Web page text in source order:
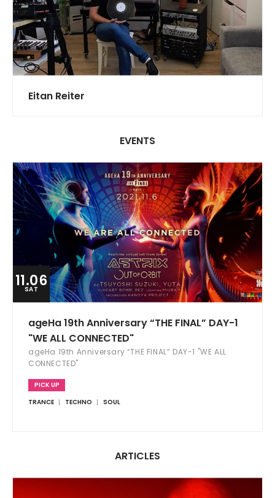
Eitan Reiter
EVENTS
11.06
SAT
ageHa 19th Anniversary “THE FINAL” DAY-1
"WE ALL CONNECTED"
ageHa 19th Anniversary “THE FINAL” DAY-1 "WE ALL
CONNECTED"
PICK UP
TRANCE
TECHNO SOUL
ARTICLES